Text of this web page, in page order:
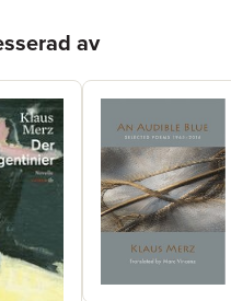
av